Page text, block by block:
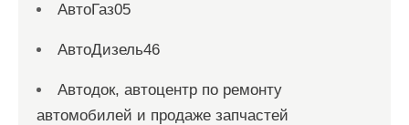
АвтоГаз05
АвтоДизель46
Автодок, автоцентр по ремонту
автомобилей и продаже запчастей